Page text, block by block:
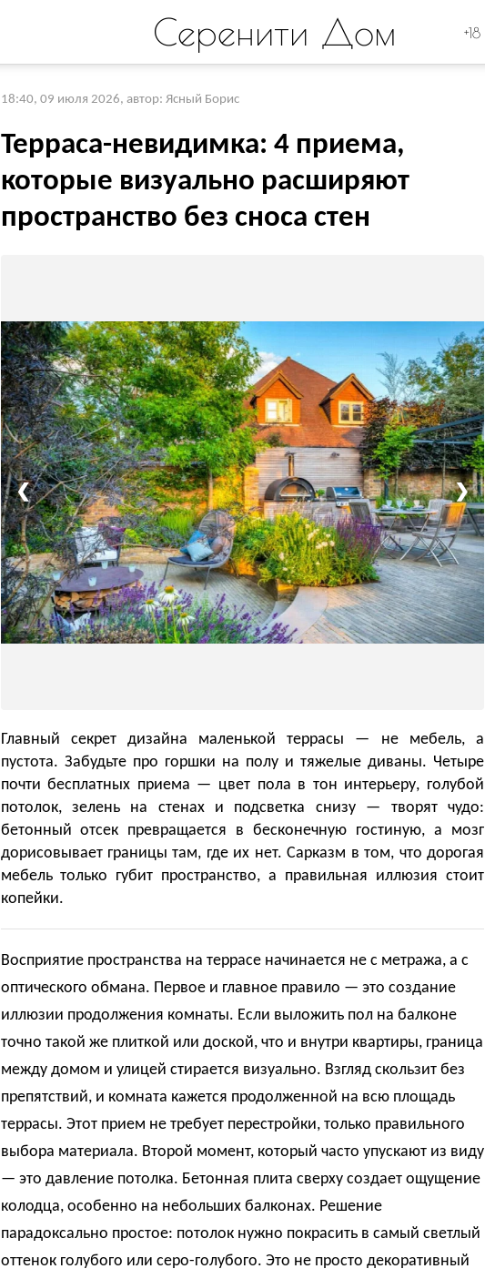
Серенити Дом +18
18:40, 09 июля 2026, автор: Ясный Борис
Терраса-невидимка: 4 приема,
которые визуально расширяют
пространство без сноса стен
❮ ❯
Главный секрет дизайна маленькой террасы — не мебель, а
пустота. Забудьте про горшки на полу и тяжелые диваны. Четыре
почти бесплатных приема — цвет пола в тон интерьеру, голубой
потолок, зелень на стенах и подсветка снизу — творят чудо:
бетонный отсек превращается в бесконечную гостиную, а мозг
дорисовывает границы там, где их нет. Сарказм в том, что дорогая
мебель только губит пространство, а правильная иллюзия стоит
копейки.
Восприятие пространства на террасе начинается не с метража, а с
оптического обмана. Первое и главное правило — это создание
иллюзии продолжения комнаты. Если выложить пол на балконе
точно такой же плиткой или доской, что и внутри квартиры, граница
между домом и улицей стирается визуально. Взгляд скользит без
препятствий, и комната кажется продолженной на всю площадь
террасы. Этот прием не требует перестройки, только правильного
выбора материала. Второй момент, который часто упускают из виду
— это давление потолка. Бетонная плита сверху создает ощущение
колодца, особенно на небольших балконах. Решение
парадоксально простое: потолок нужно покрасить в самый светлый
оттенок голубого или серо-голубого. Это не просто декоративный